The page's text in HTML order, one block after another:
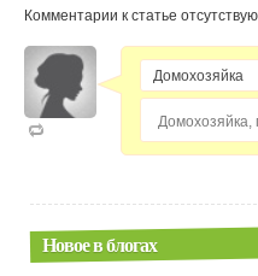
Комментарии к статье
Новое в блогах